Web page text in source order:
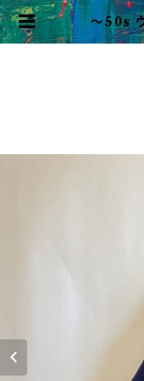
〜50s
ィゴリ